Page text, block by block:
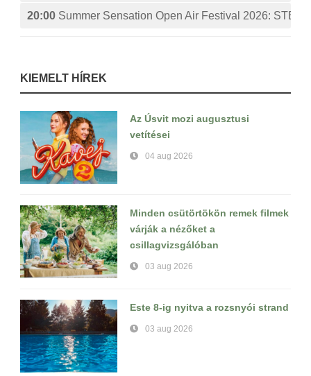
20:00 Summer Sensation Open Air Festival 2026:
KIEMELT HÍREK
Az Úsvit mozi augusztusi
vetítései
04 aug 2026
Minden csütörtökön remek filmek
várják a nézőket a
csillagvizsgálóban
03 aug 2026
Este 8-ig nyitva a rozsnyói strand
03 aug 2026